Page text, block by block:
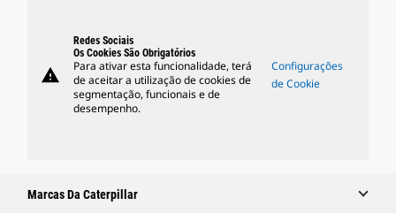
warning
Redes Sociais
Os Cookies São Obrigatórios
Para ativar esta funcionalidade, terá
de aceitar a utilização de cookies de
segmentação, funcionais e de
desempenho.
Configurações
de Cookie
Marcas Da Caterpillar